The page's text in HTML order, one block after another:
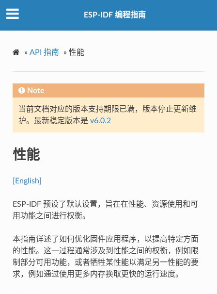
ESP-IDF 编程指南
» API 指南 » 性能
Note
当前文档对应的版本支持期限已满，版本停止更新维
护。最新稳定版本是 v6.0.2
性能
[English]
ESP-IDF 预设了默认设置，旨在在性能、资源使用和可
用功能之间进行权衡。
本指南详述了如何优化固件应用程序，以提高特定方面
的性能。这一过程通常涉及到性能之间的权衡，例如限
制部分可用功能，或者牺牲某性能以满足另一性能的要
求，例如通过使用更多内存换取更快的运行速度。